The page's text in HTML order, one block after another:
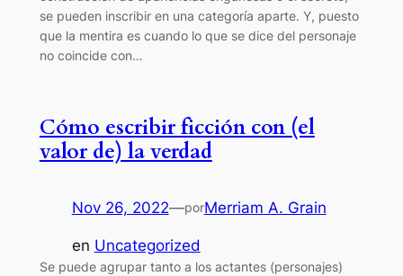
se pueden inscribir en una categoría aparte. Y, puesto
que la mentira es cuando lo que se dice del personaje
no coincide con…
Cómo escribir ficción con (el
valor de) la verdad
Nov 26, 2022—porMerriam A. Grain
en Uncategorized
Se puede agrupar tanto a los actantes (personajes)